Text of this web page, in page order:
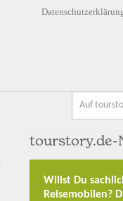
tourstory.de-
Willst Du
Reisemobilen?